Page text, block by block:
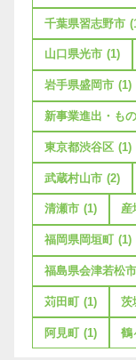
千葉県習志野市
山口県光市 (1)
岩手県盛岡市 (1)
新事業進出・も
東京都渋谷区 (1)
武蔵村山市 (2)
清瀬市 (1) 産
福岡県岡垣町 (1)
福島県会津若松市
苅田町 (1) 茨
阿見町 (1) 鶴